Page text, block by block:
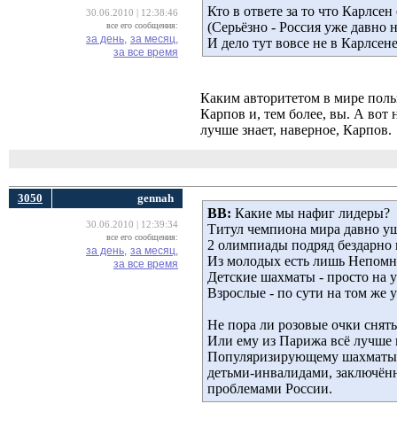
30.06.2010 | 12:38:46
все его сообщения:
за день, за месяц,
за все время
Кто в ответе за то что
(Серьёзно - Россия уже давно
И дело тут вовсе не в
Каким авторитетом в мире
Карпов и, тем более, вы. А вот
лучше знает, наверное, Карпов.
3050 gennah
30.06.2010 | 12:39:34
все его сообщения:
за день, за месяц,
за все время
ВВ: Какие мы нафиг лидеры?
Титул чемпиона мира давно
2 олимпиады подряд
Из молодых есть лишь
Детские шахматы - просто на
Взрослые - по сути на том же
Не пора ли розовые очки
Или ему из Парижа всё лучше
Популяризирующему
детьми-инвалидами,
проблемами России.